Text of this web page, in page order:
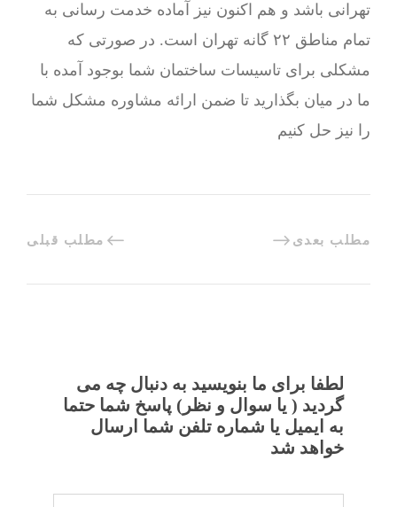
تهرانی باشد و هم اکنون نیز آماده خدمت رسانی به
تمام مناطق ۲۲ گانه تهران است. در صورتی که
مشکلی برای تاسیسات ساختمان شما بوجود آمده با
ما در میان بگذارید تا ضمن ارائه مشاوره مشکل شما
را نیز حل کنیم
مطلب قبلی مطلب بعدی
لطفا برای ما بنویسید به دنبال چه می
گردید ( یا سوال و نظر) پاسخ شما حتما
به ایمیل یا شماره تلفن شما ارسال
خواهد شد